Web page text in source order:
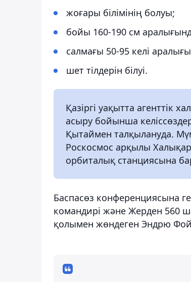
жоғары білімінің болуы;
бойы 160-190 см
салмағы 50-95 келі
шет тілдерін білуі.
Қазіргі уақытта агенттік
асыру бойынша
Қытаймен талқылануда.
Роскосмос арқылы
орбиталық станциясына
Баспасөз конференциясына
командирі және Жерден 560
қолымен жөндеген Эндрю